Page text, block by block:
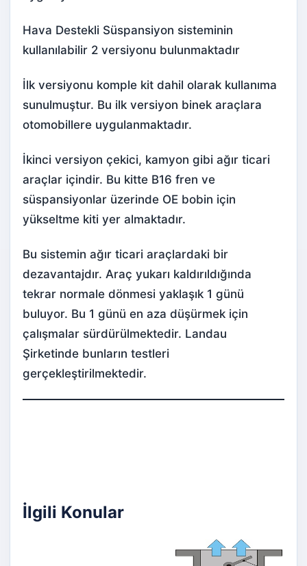
Hava Destekli Süspansiyon sisteminin
kullanılabilir 2 versiyonu bulunmaktadır
İlk versiyonu komple kit dahil olarak kullanıma
sunulmuştur. Bu ilk versiyon binek araçlara
otomobillere uygulanmaktadır.
İkinci versiyon çekici, kamyon gibi ağır ticari
araçlar içindir. Bu kitte B16 fren ve
süspansiyonlar üzerinde OE bobin için
yükseltme kiti yer almaktadır.
Bu sistemin ağır ticari araçlardaki bir
dezavantajdır. Araç yukarı kaldırıldığında
tekrar normale dönmesi yaklaşık 1 günü
buluyor. Bu 1 günü en aza düşürmek için
çalışmalar sürdürülmektedir. Landau
Şirketinde bunların testleri
gerçekleştirilmektedir.
İlgili Konular